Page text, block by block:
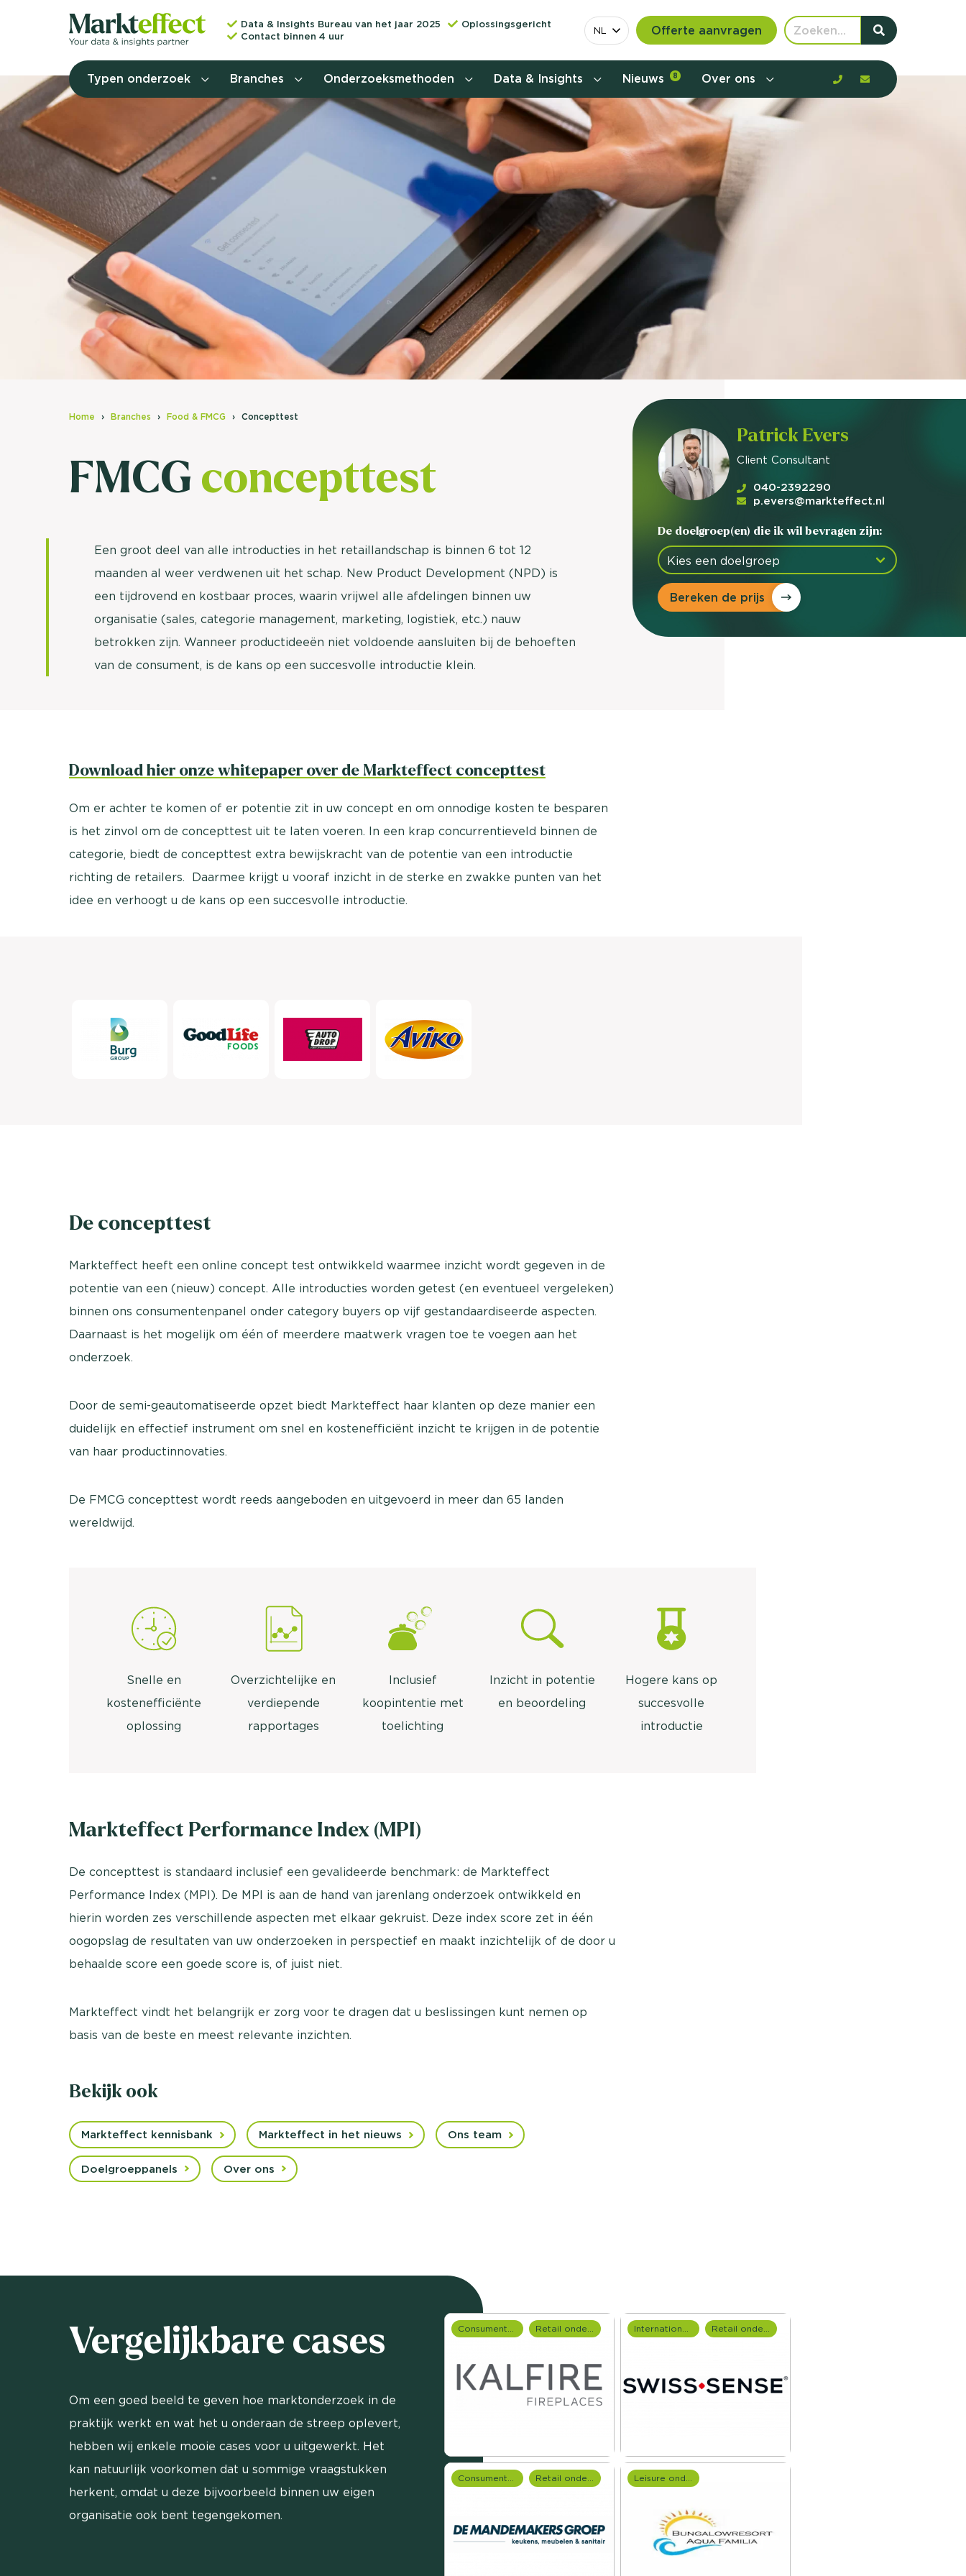
Data & Insights Bureau van het jaar 2025
Oplossingsgericht
Contact binnen 4 uur
NL Offerte aanvragen
Typen onderzoek
Behoefteonderzoek
Customer journey onderzoek
Customer value proposition
Doelgroeponderzoek
Naamsbekendheidonderzoek
Nationaal Studiekeuze
Onderzoek (NSKO)
Usage & attitude onderzoek
UX-onderzoek
Relevantere communicatie en aanbod door de
customer journey, de barrières en gedrag in kaart te
brengen. Benieuwd hoe?
Stefan Klomp
Client Consultant
Neem contact op
Branches Onderzoeksmethoden Data & Insights Nieuws 8 Over ons
Home Branches Food & FMCG Concepttest
FMCG concepttest
Een groot deel van alle introducties in het retaillandschap is binnen 6 tot 12
maanden al weer verdwenen uit het schap. New Product Development (NPD) is
een tijdrovend en kostbaar proces, waarin vrijwel alle afdelingen binnen uw
organisatie (sales, categorie management, marketing, logistiek, etc.) nauw
betrokken zijn. Wanneer productideeën niet voldoende aansluiten bij de behoeften
van de consument, is de kans op een succesvolle introductie klein.
Download hier onze whitepaper over de Markteffect concepttest
Om er achter te komen of er potentie zit in uw concept en om onnodige kosten te besparen
is het zinvol om de concepttest uit te laten voeren. In een krap concurrentieveld binnen de
categorie, biedt de concepttest extra bewijskracht van de potentie van een introductie
richting de retailers. Daarmee krijgt u vooraf inzicht in de sterke en zwakke punten van het
idee en verhoogt u de kans op een succesvolle introductie.
De concepttest
Markteffect heeft een online concept test ontwikkeld waarmee inzicht wordt gegeven in de
potentie van een (nieuw) concept. Alle introducties worden getest (en eventueel vergeleken)
binnen ons consumentenpanel onder category buyers op vijf gestandaardiseerde aspecten.
Daarnaast is het mogelijk om één of meerdere maatwerk vragen toe te voegen aan het
onderzoek.
Door de semi-geautomatiseerde opzet biedt Markteffect haar klanten op deze manier een
duidelijk en effectief instrument om snel en kostenefficiënt inzicht te krijgen in de potentie
van haar productinnovaties.
De FMCG concepttest wordt reeds aangeboden en uitgevoerd in meer dan 65 landen
wereldwijd.
Snelle en
kostenefficiënte
oplossing
Overzichtelijke en
verdiepende
rapportages
Inclusief
koopintentie met
toelichting
Inzicht in potentie
en beoordeling
Hogere kans op
succesvolle
introductie
Markteffect Performance Index (MPI)
De concepttest is standaard inclusief een gevalideerde benchmark: de Markteffect
Performance Index (MPI). De MPI is aan de hand van jarenlang onderzoek ontwikkeld en
hierin worden zes verschillende aspecten met elkaar gekruist. Deze index score zet in één
oogopslag de resultaten van uw onderzoeken in perspectief en maakt inzichtelijk of de door u
behaalde score een goede score is, of juist niet.
Markteffect vindt het belangrijk er zorg voor te dragen dat u beslissingen kunt nemen op
basis van de beste en meest relevante inzichten.
Bekijk ook
Markteffect kennisbank Markteffect in het nieuws Ons team
Doelgroeppanels Over ons
Vergelijkbare cases
Om een goed beeld te geven hoe marktonderzoek in de
praktijk werkt en wat het u onderaan de streep oplevert,
hebben wij enkele mooie cases voor u uitgewerkt. Het
kan natuurlijk voorkomen dat u sommige vraagstukken
herkent, omdat u deze bijvoorbeeld binnen uw eigen
organisatie ook bent tegengekomen.
Consumentenonderzoek Retail onderzoek Internationale onderzoeken Retail onderzoek
Consumentenonderzoek Retail onderzoek Leisure onderzoek
Patrick Evers
Client Consultant
040-2392290
p.evers@markteffect.nl
De doelgroep(en) die ik wil bevragen zijn:
Bereken de prijs